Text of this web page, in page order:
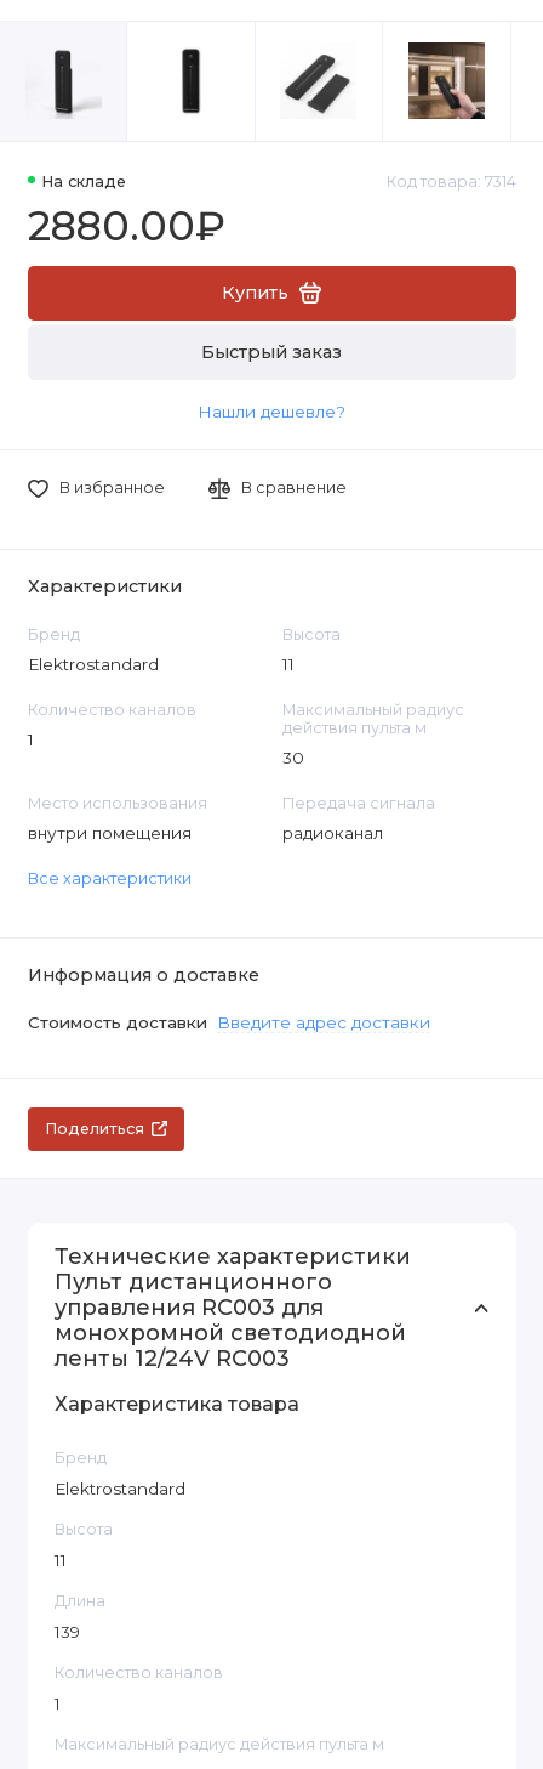
На складе Код товара: 7314
2880.00₽
Купить
Быстрый заказ
Нашли дешевле?
В избранное В сравнение
Характеристики
Бренд
Elektrostandard
Высота
11
Количество каналов
1
Максимальный радиус
действия пульта м
30
Место использования
внутри помещения
Передача сигнала
радиоканал
Все характеристики
Информация о доставке
Стоимость доставки Введите адрес доставки
Поделиться
Технические характеристики
Пульт дистанционного
управления RC003 для
монохромной светодиодной
ленты 12/24V RC003
Характеристика товара
Бренд
Elektrostandard
Высота
11
Длина
139
Количество каналов
1
Максимальный радиус действия пульта м